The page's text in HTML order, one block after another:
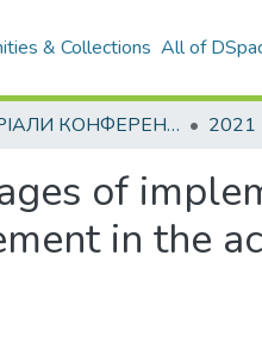
& Collections All of
МАТЕРІАЛИ КОНФЕРЕНЦІЙ 2021
of
in the